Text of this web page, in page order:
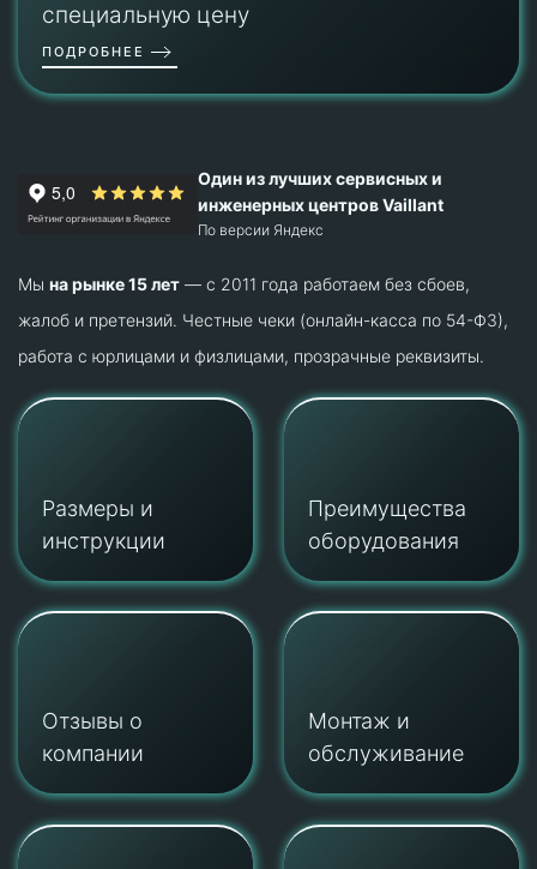
специальную цену
ПОДРОБНЕЕ
Один из лучших сервисных и
инженерных центров Vaillant
По версии Яндекс
Мы на рынке 15 лет — с 2011 года работаем без сбоев,
жалоб и претензий. Честные чеки (онлайн-касса по 54-ФЗ),
работа с юрлицами и физлицами, прозрачные реквизиты.
Размеры и
инструкции
Преимущества
оборудования
Отзывы о
компании
Монтаж и
обслуживание